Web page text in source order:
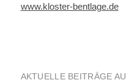
www.kloster-bentlage.de
AKTUELLE BEITRÄGE